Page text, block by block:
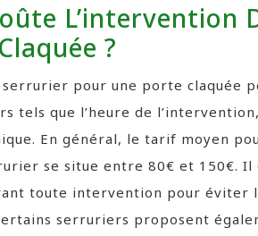
L’intervention
?
serrurier pour une porte claquée
tels que l’heure de
En général, le tarif moyen
se situe entre 80€ et 150€. Il
toute intervention pour éviter
serruriers proposent